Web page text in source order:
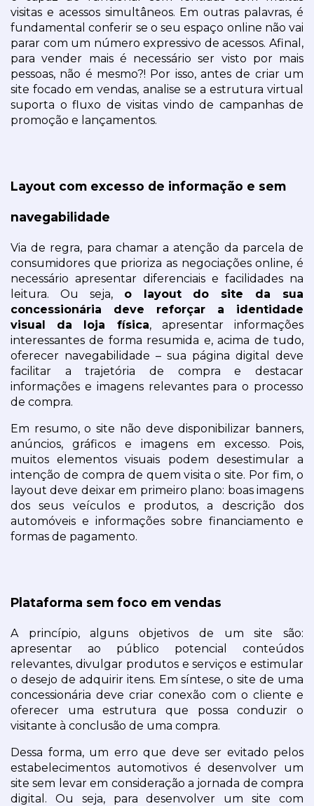
visitas e acessos simultâneos. Em outras palavras, é
fundamental conferir se o seu espaço online não vai
parar com um número expressivo de acessos. Afinal,
para vender mais é necessário ser visto por mais
pessoas, não é mesmo?! Por isso, antes de criar um
site focado em vendas, analise se a estrutura virtual
suporta o fluxo de visitas vindo de campanhas de
promoção e lançamentos.
Layout com excesso de informação e sem
navegabilidade
Via de regra, para chamar a atenção da parcela de
consumidores que prioriza as negociações online, é
necessário apresentar diferenciais e facilidades na
leitura. Ou seja, o layout do site da sua
concessionária deve reforçar a identidade
visual da loja física, apresentar informações
interessantes de forma resumida e, acima de tudo,
oferecer navegabilidade – sua página digital deve
facilitar a trajetória de compra e destacar
informações e imagens relevantes para o processo
de compra.
Em resumo, o site não deve disponibilizar banners,
anúncios, gráficos e imagens em excesso. Pois,
muitos elementos visuais podem desestimular a
intenção de compra de quem visita o site. Por fim, o
layout deve deixar em primeiro plano: boas imagens
dos seus veículos e produtos, a descrição dos
automóveis e informações sobre financiamento e
formas de pagamento.
Plataforma sem foco em vendas
A princípio, alguns objetivos de um site são:
apresentar ao público potencial conteúdos
relevantes, divulgar produtos e serviços e estimular
o desejo de adquirir itens. Em síntese, o site de uma
concessionária deve criar conexão com o cliente e
oferecer uma estrutura que possa conduzir o
visitante à conclusão de uma compra.
Dessa forma, um erro que deve ser evitado pelos
estabelecimentos automotivos é desenvolver um
site sem levar em consideração a jornada de compra
digital. Ou seja, para desenvolver um site com